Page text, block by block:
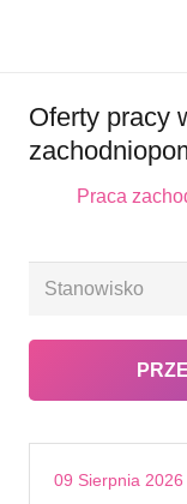
Oferty pracy
Praca
09 Sierpnia 2026